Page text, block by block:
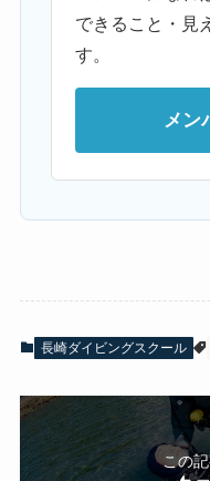
できること・見
す。
メン
長崎ダイビングスクール
この